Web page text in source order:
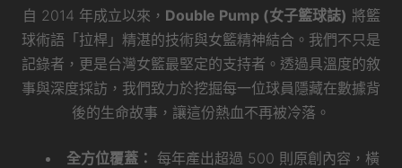
自 2014 年成立以來， Double Pump (女子籃球誌) 將籃
球術語「拉桿」精湛的技術與女籃精神結合。我們不只是
記錄者，更是台灣女籃最堅定的支持者。透過具溫度的敘
事與深度採訪，我們致力於挖掘每一位球員隱藏在數據背
後的生命故事，讓這份熱血不再被冷落。
全方位覆蓋： 每年產出超過 500 則原創內容，橫